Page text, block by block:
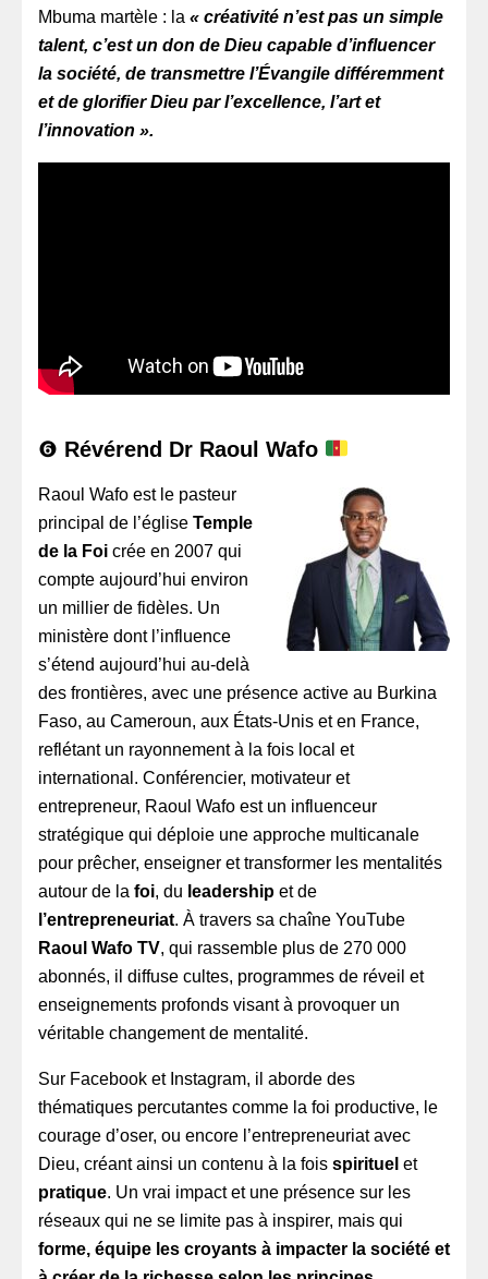
Mbuma martèle : la « créativité n’est pas un simple
talent, c’est un don de Dieu capable d’influencer
la société, de transmettre l’Évangile différemment
et de glorifier Dieu par l’excellence, l’art et
l’innovation ».
❻ Révérend Dr Raoul Wafo
Raoul Wafo est le pasteur
principal de l’église Temple
de la Foi crée en 2007 qui
compte aujourd’hui environ
un millier de fidèles. Un
ministère dont l’influence
s’étend aujourd’hui au-delà
des frontières, avec une présence active au Burkina
Faso, au Cameroun, aux États-Unis et en France,
reflétant un rayonnement à la fois local et
international. Conférencier, motivateur et
entrepreneur, Raoul Wafo est un influenceur
stratégique qui déploie une approche multicanale
pour prêcher, enseigner et transformer les mentalités
autour de la foi, du leadership et de
l’entrepreneuriat. À travers sa chaîne YouTube
Raoul Wafo TV, qui rassemble plus de 270 000
abonnés, il diffuse cultes, programmes de réveil et
enseignements profonds visant à provoquer un
véritable changement de mentalité.
Sur Facebook et Instagram, il aborde des
thématiques percutantes comme la foi productive, le
courage d’oser, ou encore l’entrepreneuriat avec
Dieu, créant ainsi un contenu à la fois spirituel et
pratique. Un vrai impact et une présence sur les
réseaux qui ne se limite pas à inspirer, mais qui
forme, équipe les croyants à impacter la société et